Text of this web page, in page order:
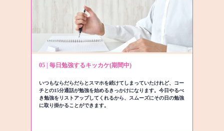
05 | 毎日勉強するキッカケ(期間中)
いつもならだらだらとスマホを続けてしまっていたけれど、コー
チとの15分通話が勉強を始めるきっかけになります。今日やるべ
き勉強をリストアップしてくれるから、スムーズにその日の勉強
に取り掛かることができます。